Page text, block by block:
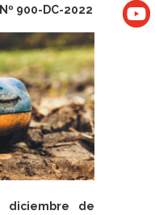
Nº 900-DC-2022
diciembre de